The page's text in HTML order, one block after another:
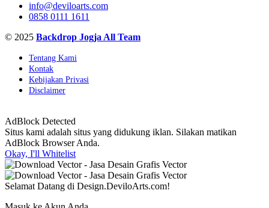
info@deviloarts.com
0858 0111 1611
© 2025 Backdrop Jogja All Team
Tentang Kami
Kontak
Kebijakan Privasi
Disclaimer
AdBlock Detected
Situs kami adalah situs yang didukung iklan. Silakan matikan
AdBlock Browser Anda.
Okay, I'll Whitelist
Selamat Datang di Design.DeviloArts.com!